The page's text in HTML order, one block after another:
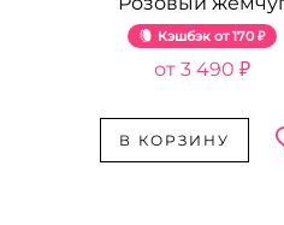
Кэшбэк 170 ₽
3 490 ₽
В КОРЗИНУ